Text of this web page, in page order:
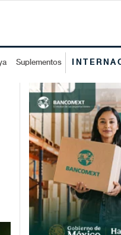
Suplementos